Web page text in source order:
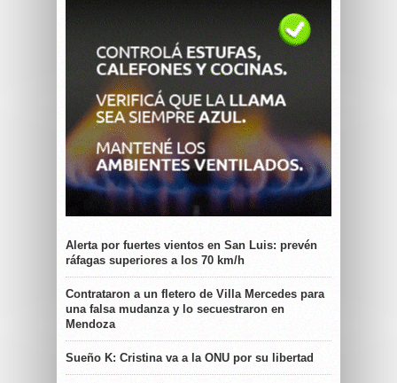
Alerta por fuertes vientos en San Luis: prevén
ráfagas superiores a los 70 km/h
Contrataron a un fletero de Villa Mercedes para
una falsa mudanza y lo secuestraron en
Mendoza
Sueño K: Cristina va a la ONU por su libertad